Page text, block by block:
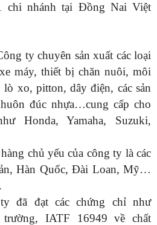
chi nhánh tại Đồng Nai Việt
ty chuyên sản xuất các loại
máy, thiết bị chăn nuôi, môi
xo, pitton, dây điện, các sản
đúc nhựa…cung cấp cho
Honda, Yamaha, Suzuki,
chủ yếu của công ty là các
Hàn Quốc, Đài Loan, Mỹ…
đã đạt các chứng chỉ như
IATF 16949 về chất